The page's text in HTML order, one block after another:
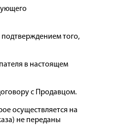
того,
в настоящем
с Продавцом.
осуществляется на
не переданы